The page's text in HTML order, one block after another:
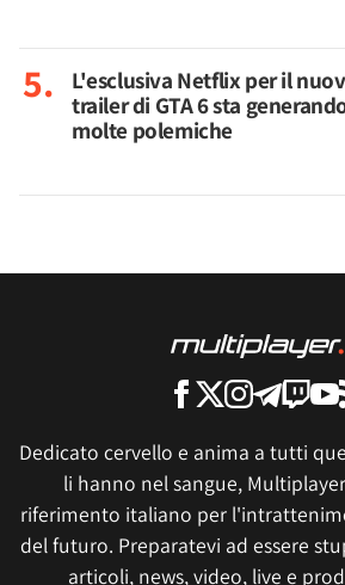
L'esclusiva Netflix per il
trailer di GTA 6 sta
molte polemiche
Dedicato cervello e anima a tutti
li hanno nel sangue,
riferimento italiano per
del futuro. Preparatevi ad essere
articoli, news, video, live e